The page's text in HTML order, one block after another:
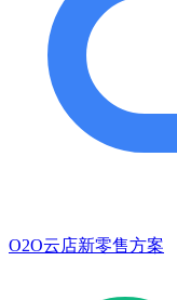
O2O云店新零售方案